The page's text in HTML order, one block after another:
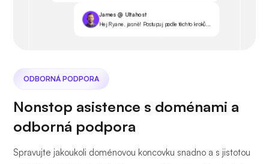
James @ Ultahost
Hej Ryane, jasně! Postupuj podle těchto kroků...
ODBORNÁ PODPORA
Nonstop asistence s doménami a
odborná podpora
Spravujte jakoukoli doménovou koncovku snadno a s jistotou